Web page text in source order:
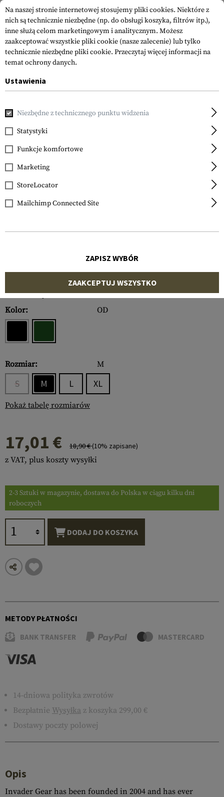
Invader Gear
Shooting Gloves
Numer artykułu:
10400322030
Kolor:
OD
Rozmiar: M
S M L XL
Pokaż tabelę rozmiarów
17,01 € 18,90 €(10% zapisane)
z VAT, plus koszty wysyłki
2-3 Sztuki w magazynie, dostawa do Polska w ciągu kilku dni
roboczych
DODAJ DO KOSZYKA
METODY PŁATNOŚCI
BANK TRANSFER MASTERCARD
14-dniowa polityka zwrotów
Bezpłatnie Wysyłka z koszyka 299,00 €
Dostawy poczty polowej
Opis
Invader Gear has been founded in 2004 and has ever
Na naszej stronie internetowej stosujemy pliki cookies. Niektóre z
nich są technicznie niezbędne (np. do obsługi koszyka, filtrów itp.),
inne służą celom marketingowym i analitycznym. Możesz
zaakceptować wszystkie pliki cookie (nasze zalecenie) lub tylko
technicznie niezbędne pliki cookie. Przeczytaj więcej informacji na
temat ochrony danych.
Ustawienia
Niezbędne z technicznego punktu widzenia
Statystyki
Funkcje komfortowe
Marketing
StoreLocator
Mailchimp Connected Site
ZAPISZ WYBÓR
ZAAKCEPTUJ WSZYSTKO